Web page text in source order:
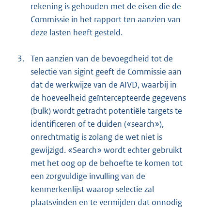
rekening is gehouden met de eisen die de
Commissie in het rapport ten aanzien van
deze lasten heeft gesteld.
3. Ten aanzien van de bevoegdheid tot de
selectie van sigint geeft de Commissie aan
dat de werkwijze van de AIVD, waarbij in
de hoeveelheid geïntercepteerde gegevens
(bulk) wordt getracht potentiële targets te
identificeren of te duiden («search»),
onrechtmatig is zolang de wet niet is
gewijzigd. «Search» wordt echter gebruikt
met het oog op de behoefte te komen tot
een zorgvuldige invulling van de
kenmerkenlijst waarop selectie zal
plaatsvinden en te vermijden dat onnodig